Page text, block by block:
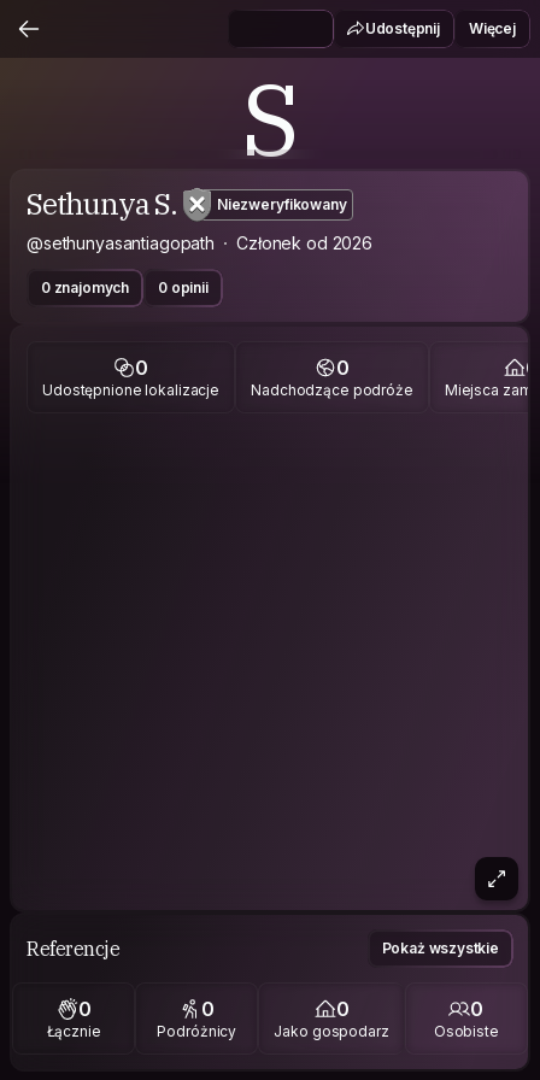
Udostępnij Więcej
S
Sethunya S. Niezweryfikowany
@sethunyasantiagopath Członek od 2026
0 znajomych 0 opinii
0
Udostępnione lokalizacje
0
Nadchodzące podróże
0
Miejsca
Referencje Pokaż wszystkie
0
Łącznie
0
Podróżnicy
0
Jako gospodarz
0
Osobiste